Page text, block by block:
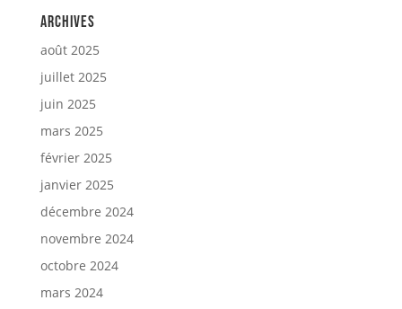
Archives
août 2025
juillet 2025
juin 2025
mars 2025
février 2025
janvier 2025
décembre 2024
novembre 2024
octobre 2024
mars 2024